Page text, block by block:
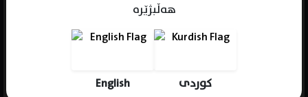
هەڵبژێرە
English کوردی
Gender : male
Place of birth : USA